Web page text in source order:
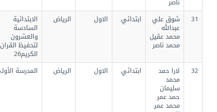
شوق علي
عبدالله
محمد عقيل
محمد ناصر
ابتدائي الاول الرياض الابتدائية
السادسة
والعشرون
لتحفيظ القران
الكريم26
لارا حمد
محمد
سليمان
حمد عمر
محمد عمر
ابتدائي الاول الرياض المدرسة الأولى